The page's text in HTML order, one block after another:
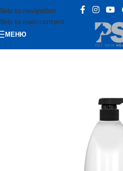
Skip to navigation
Skip to main content
МЕНЮ